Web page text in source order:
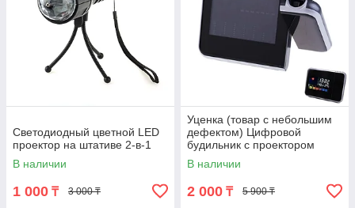
Светодиодный цветной LED
проектор на штативе 2-в-1
В наличии
1 000 ₸ 3 000 ₸
Уценка (товар с небольшим
дефектом) Цифровой
будильник с проектором
(4501/1)
В наличии
2 000 ₸ 5 900 ₸